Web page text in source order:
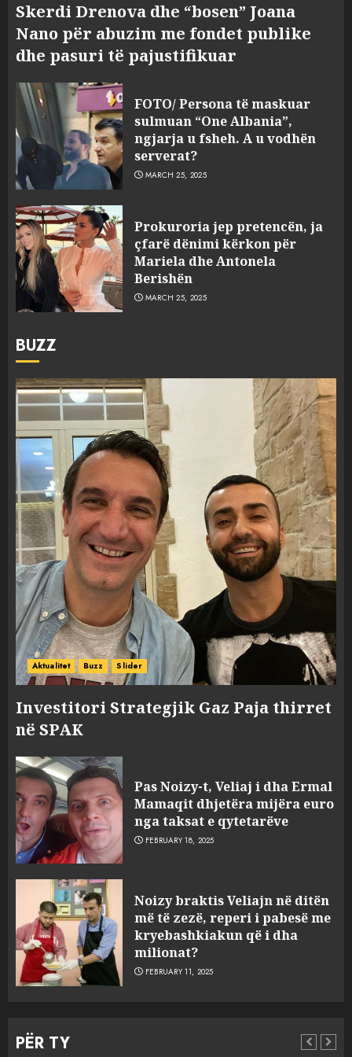
Skerdi Drenova dhe “bosen” Joana
Nano për abuzim me fondet publike
dhe pasuri të pajustifikuar
FOTO/ Persona të maskuar
sulmuan “One Albania”,
ngjarja u fsheh. A u vodhën
serverat?
MARCH 25, 2025
Prokuroria jep pretencën, ja
çfarë dënimi kërkon për
Mariela dhe Antonela
Berishën
MARCH 25, 2025
BUZZ
Aktualitet Buzz Slider
Investitori Strategjik Gaz Paja thirret
në SPAK
Pas Noizy-t, Veliaj i dha Ermal
Mamaqit dhjetëra mijëra euro
nga taksat e qytetarëve
FEBRUARY 18, 2025
Noizy braktis Veliajn në ditën
më të zezë, reperi i pabesë me
kryebashkiakun që i dha
milionat?
FEBRUARY 11, 2025
PËR TY
3
sulmuan “One Albania”,
ngjarja u fsheh. A u vodhën
serverat?
MARCH 25, 2025
4
Prokuroria jep pretencën, ja
çfarë dënimi kërkon për
Mariela dhe Antonela
Berishën
dëshmia e Nuredin Dumanit